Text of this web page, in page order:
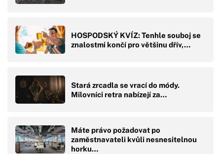
HOSPODSKÝ KVÍZ: Tenhle souboj se
znalostmi končí pro většinu dřív,…
Stará zrcadla se vrací do módy.
Milovníci retra nabízejí za…
Máte právo požadovat po
zaměstnavateli kvůli nesnesitelnou
horku…